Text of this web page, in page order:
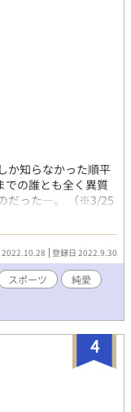
か知らなかった順平
での誰とも全く異質
だった―。 （※3/25
替えたくなったの
消すか、部分的に話
ん。その場合はご了
ら描いてたら仕上げ
外の中身がネーム
う1話分40ページ
載せておきます）
2022.10.28 登録日 2022.9.30
スポーツ
純愛
4